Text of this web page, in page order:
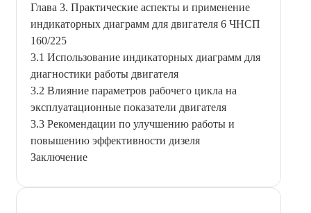
Глава 3. Практические аспекты и применение
индикаторных диаграмм для двигателя 6 ЧНСП
160/225
3.1 Использование индикаторных диаграмм для
диагностики работы двигателя
3.2 Влияние параметров рабочего цикла на
эксплуатационные показатели двигателя
3.3 Рекомендации по улучшению работы и
повышению эффективности дизеля
Заключение